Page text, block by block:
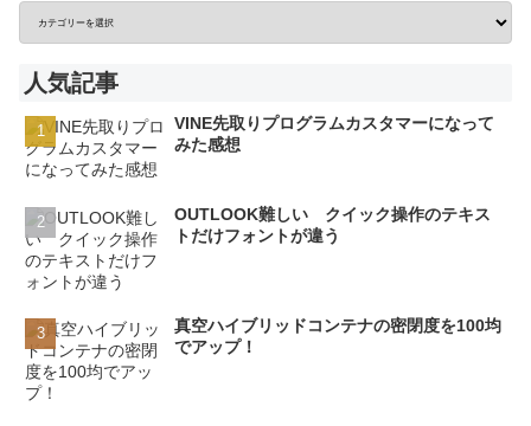
人気記事
VINE先取りプログラムカスタマーになって
みた感想
OUTLOOK難しい クイック操作のテキス
トだけフォントが違う
真空ハイブリッドコンテナの密閉度を100均
でアップ！